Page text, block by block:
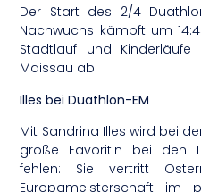
Der Start des 2/4
Nachwuchs kämpft um
Stadtlauf und
Maissau ab.
Illes bei Duathlon-EM
Mit Sandrina Illes wird bei
große Favoritin bei den
fehlen: Sie vertritt
Europameisterschaft im